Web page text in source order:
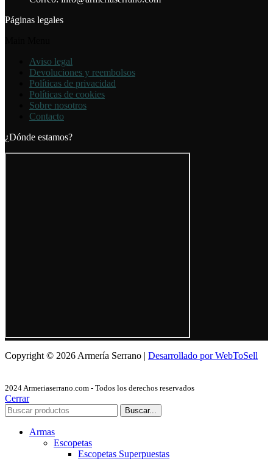
Páginas legales
Aviso legal
Devoluciones y reembolsos
Políticas de privacidad
Políticas de cookies
Sobre nosotros
Contacto
¿Dónde estamos?
Copyright © 2026 Armería Serrano | Desarrollado por WebToSell
2024 Armeriaserrano.com - Todos los derechos reservados
Cerrar
Buscar...
Armas
Escopetas
Escopetas Superpuestas